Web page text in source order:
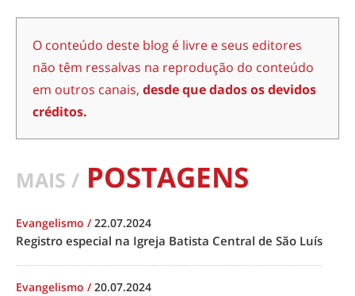
O conteúdo deste blog é livre e seus editores
não têm ressalvas na reprodução do conteúdo
em outros canais, desde que dados os devidos
créditos.
MAIS / POSTAGENS
Evangelismo /22.07.2024
Registro especial na Igreja Batista Central de São Luís
Evangelismo /20.07.2024